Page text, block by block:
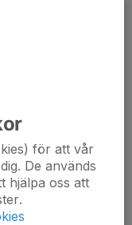
för säsongen
kallelsen
vore det
för att vår
De används
hjälpa oss att